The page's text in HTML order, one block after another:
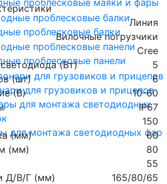
проблесковые маяки и фары
проблесковые балки
проблесковые панели
для грузовиков и прицепов
для монтажа светодиодных фар
Линия
Вилочные погрузчики
Cree
(Вт)
5
(шт)
6
(В)
10-60
IP67
150
(мм)
60
(мм)
80
55
Д/В/Г (мм)
165/80/65